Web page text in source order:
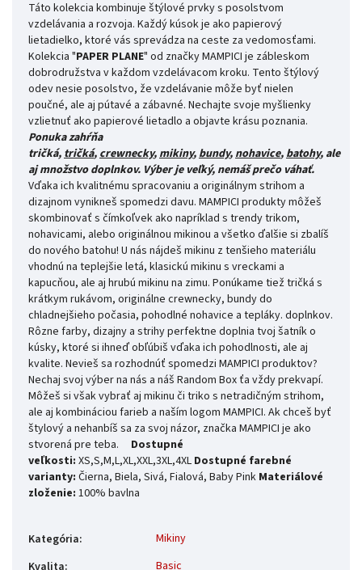
Táto kolekcia kombinuje štýlové prvky s posolstvom
vzdelávania a rozvoja. Každý kúsok je ako papierový
lietadielko, ktoré vás sprevádza na ceste za vedomosťami.
Kolekcia "PAPER PLANE" od značky MAMPICI je zábleskom
dobrodružstva v každom vzdelávacom kroku. Tento štýlový
odev nesie posolstvo, že vzdelávanie môže byť nielen
poučné, ale aj pútavé a zábavné. Nechajte svoje myšlienky
vzlietnuť ako papierové lietadlo a objavte krásu poznania.
Ponuka zahŕňa
tričká,tričká,crewnecky,mikiny,bundy,nohavice,batohy, ale
aj množstvo doplnkov. Výber je veľký, nemáš prečo váhať.
Vďaka ich kvalitnému spracovaniu a originálnym strihom a
dizajnom vynikneš spomedzi davu. MAMPICI produkty môžeš
skombinovať s čímkoľvek ako napríklad s trendy trikom,
nohavicami, alebo originálnou mikinou a všetko ďalšie si zbalíš
do nového batohu! U nás nájdeš mikinu z tenšieho materiálu
vhodnú na teplejšie letá, klasickú mikinu s vreckami a
kapucňou, ale aj hrubú mikinu na zimu. Ponúkame tiež tričká s
krátkym rukávom, originálne crewnecky, bundy do
chladnejšieho počasia, pohodlné nohavice a tepláky. doplnkov.
Rôzne farby, dizajny a strihy perfektne doplnia tvoj šatník o
kúsky, ktoré si ihneď obľúbiš vďaka ich pohodlnosti, ale aj
kvalite. Nevieš sa rozhodnúť spomedzi MAMPICI produktov?
Nechaj svoj výber na nás a náš Random Box ťa vždy prekvapí.
Môžeš si však vybrať aj mikinu či triko s netradičným strihom,
ale aj kombináciou farieb a naším logom MAMPICI. Ak chceš byť
štylový a nehanbíš sa za svoj názor, značka MAMPICI je ako
stvorená pre teba. Dostupné
veľkosti: XS,S,M,L,XL,XXL,3XL,4XL Dostupné farebné
varianty: Čierna, Biela, Sivá, Fialová, Baby Pink Materiálové
zloženie: 100% bavlna
Kategória:
Mikiny
Basic